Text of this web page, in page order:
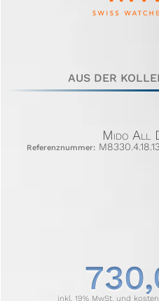
AUS DER
Mido All
Referenznummer:
inkl. 19% MwSt. und